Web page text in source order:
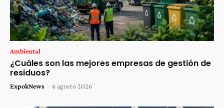
Ambiental
¿Cuáles son las mejores empresas de gestión de
residuos?
ExpokNews - 6 agosto 2026